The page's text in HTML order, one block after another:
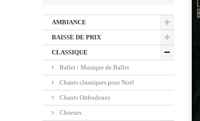
AMBIANCE
BAISSE DE PRIX
CLASSIQUE
Ballet / Musique de Ballet
Chants classiques pour Noël
Chants Orthodoxes
Choeurs